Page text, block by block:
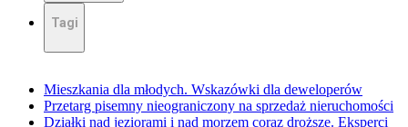
Tagi
Mieszkania dla młodych. Wskazówki dla deweloperów
Przetarg pisemny nieograniczony na sprzedaż nieruchomości
Działki nad jeziorami i nad morzem coraz droższe. Eksperci